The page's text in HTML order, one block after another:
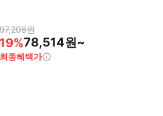
97,208원
19%78,514원~
최종혜택가